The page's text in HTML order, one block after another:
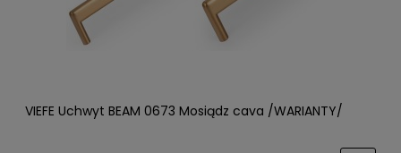
VIEFE Uchwyt BEAM 0673 Mosiądz cava /WARIANTY/